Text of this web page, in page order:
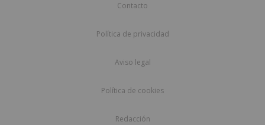
Contacto
Política de privacidad
Aviso legal
Política de cookies
Redacción